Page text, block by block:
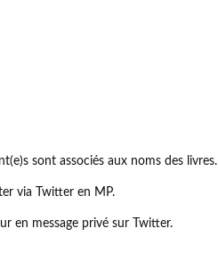
sont associés aux noms des livres.
via Twitter en MP.
en message privé sur Twitter.